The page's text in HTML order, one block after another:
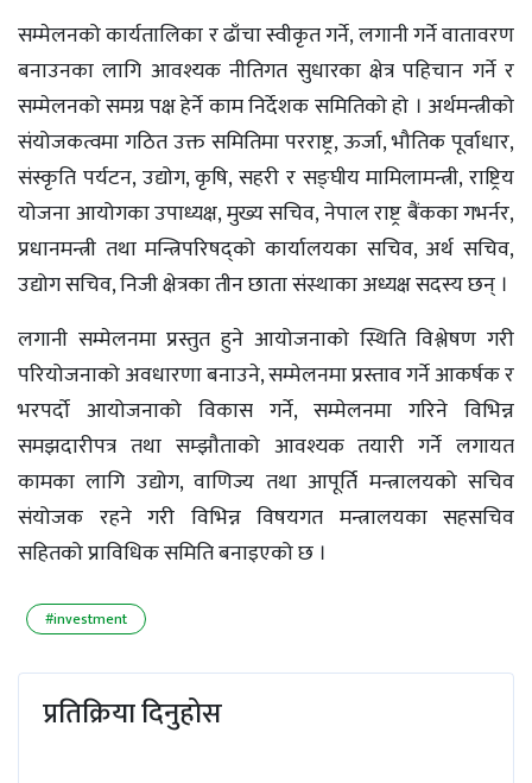
सम्मेलनको कार्यतालिका र ढाँचा स्वीकृत गर्ने, लगानी गर्ने वातावरण
बनाउनका लागि आवश्यक नीतिगत सुधारका क्षेत्र पहिचान गर्ने र
सम्मेलनको समग्र पक्ष हेर्ने काम निर्देशक समितिको हो । अर्थमन्त्रीको
संयोजकत्वमा गठित उक्त समितिमा परराष्ट्र, ऊर्जा, भौतिक पूर्वाधार,
संस्कृति पर्यटन, उद्योग, कृषि, सहरी र सङ्घीय मामिलामन्त्री, राष्ट्रिय
योजना आयोगका उपाध्यक्ष, मुख्य सचिव, नेपाल राष्ट्र बैंकका गभर्नर,
प्रधानमन्त्री तथा मन्त्रिपरिषद्को कार्यालयका सचिव, अर्थ सचिव,
उद्योग सचिव, निजी क्षेत्रका तीन छाता संस्थाका अध्यक्ष सदस्य छन् ।
लगानी सम्मेलनमा प्रस्तुत हुने आयोजनाको स्थिति विश्लेषण गरी
परियोजनाको अवधारणा बनाउने, सम्मेलनमा प्रस्ताव गर्ने आकर्षक र
भरपर्दो आयोजनाको विकास गर्ने, सम्मेलनमा गरिने विभिन्न
समझदारीपत्र तथा सम्झौताको आवश्यक तयारी गर्ने लगायत
कामका लागि उद्योग, वाणिज्य तथा आपूर्ति मन्त्रालयको सचिव
संयोजक रहने गरी विभिन्न विषयगत मन्त्रालयका सहसचिव
सहितको प्राविधिक समिति बनाइएको छ ।
#investment
प्रतिक्रिया दिनुहोस